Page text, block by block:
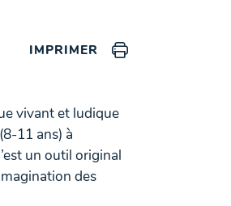
IMPRIMER
vivant et ludique
11 ans) à
un outil original
des